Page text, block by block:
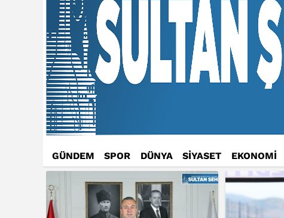
GÜNDEM SPOR DÜNYA SİYASET EKONOMİ